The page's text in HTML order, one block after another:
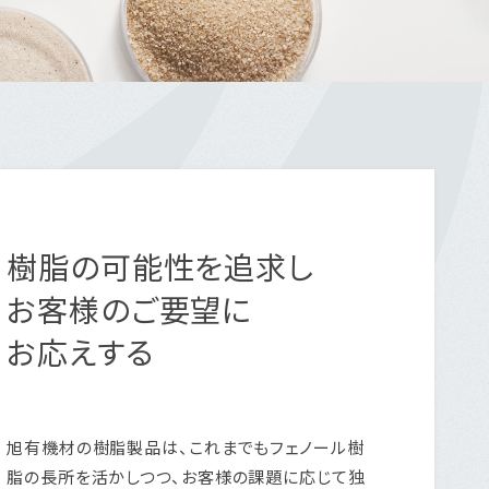
樹脂の可能性を追求し
お客様のご要望に
お応えする
旭有機材の樹脂製品は、これまでもフェノール樹
脂の長所を活かしつつ、お客様の課題に応じて独